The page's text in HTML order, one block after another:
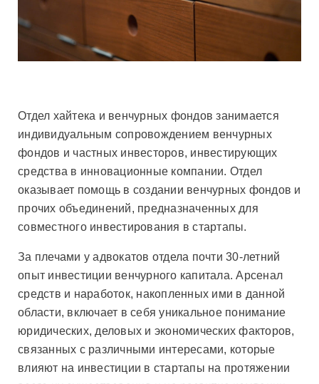
Отдел хайтека и венчурных фондов занимается
индивидуальным сопровождением венчурных
фондов и частных инвесторов, инвестирующих
средства в инновационные компании. Отдел
оказывает помощь в создании венчурных фондов и
прочих объединений, предназначенных для
совместного инвестирования в стартапы.
За плечами у адвокатов отдела почти 30-летний
опыт инвестиции венчурного капитала. Арсенал
средств и наработок, накопленных ими в данной
области, включает в себя уникальное понимание
юридических, деловых и экономических факторов,
связанных с различными интересами, которые
влияют на инвестиции в стартапы на протяжении